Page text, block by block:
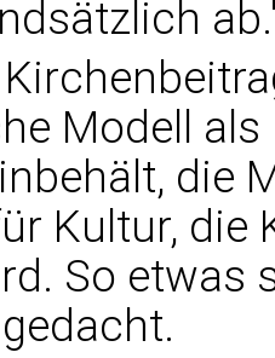
Modell
die
Kultur, die
So etwas